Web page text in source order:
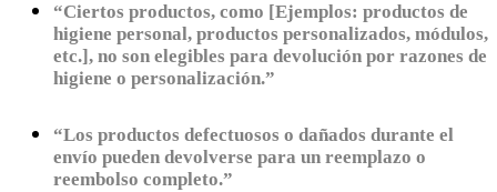
“Ciertos productos, como [Ejemplos: productos de
higiene personal, productos personalizados, módulos,
etc.], no son elegibles para devolución por razones de
higiene o personalización.”
“Los productos defectuosos o dañados durante el
envío pueden devolverse para un reemplazo o
reembolso completo.”